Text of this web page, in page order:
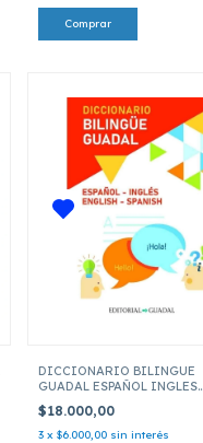
DICCIONARIO BILINGUE
GUADAL ESPAÑOL INGLES
$18.000,00
3 x $6.000,00 sin interés